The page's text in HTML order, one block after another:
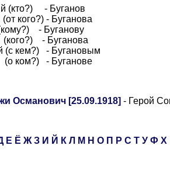
(кто?) - Буганов
кого?) - Буганова
- Буганову
(кого?) - Буганова
(с кем?) - Бугановым
ком?) - Буганове
Османович [25.09.1918] - Герой
Е Ё Ж З И Й К Л М Н О П Р С Т У Ф Х